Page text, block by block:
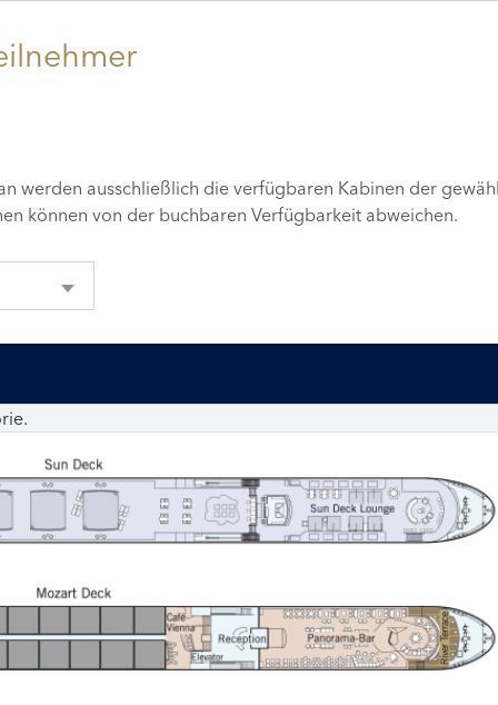
werden ausschließlich die verfügbaren Kabinen der
können von der buchbaren Verfügbarkeit abweichen.